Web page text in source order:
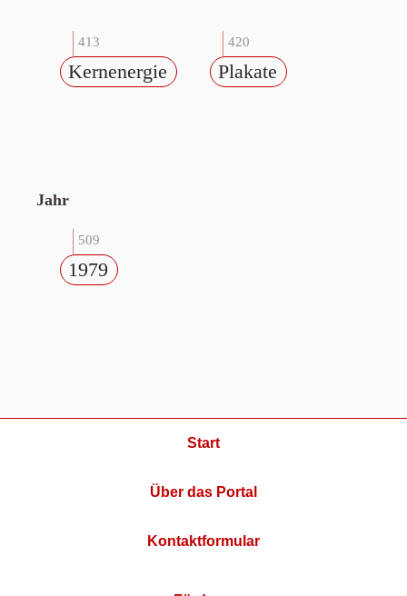
413
Kernenergie
420
Plakate
Jahr
509
1979
Start
Über das Portal
Kontaktformular